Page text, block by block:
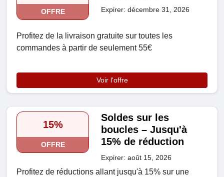
OFFRE Expirer: décembre 31, 2026
Profitez de la livraison gratuite sur toutes les
commandes à partir de seulement 55€
Voir l'offre
15%
OFFRE
Soldes sur les
boucles – Jusqu'à
15% de réduction
Expirer: août 15, 2026
Profitez de réductions allant jusqu'à 15% sur une